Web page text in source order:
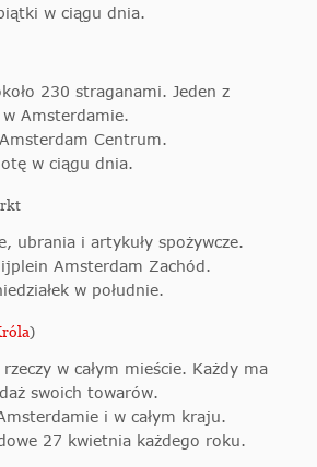
w ciągu dnia.
230 straganami. Jeden z
Amsterdamie.
Centrum.
w ciągu dnia.
ubrania i artykuły spożywcze.
Amsterdam Zachód.
w południe.
)
w całym mieście. Każdy ma
swoich towarów.
i w całym kraju.
27 kwietnia każdego roku.